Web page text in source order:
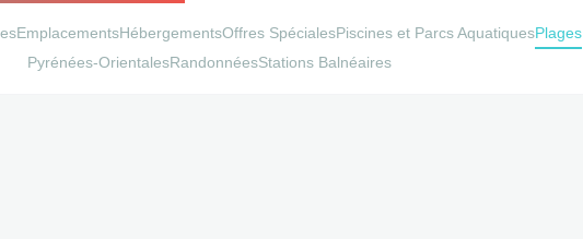
EmplacementsHébergementsOffres SpécialesPiscines et Parcs AquatiquesPlages
Pyrénées-OrientalesRandonnéesStations Balnéaires